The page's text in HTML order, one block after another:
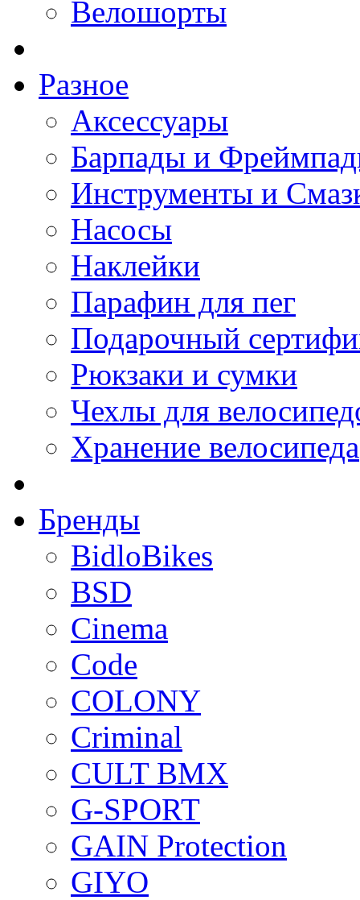
Велошорты
Разное
Аксессуары
Барпады и
Инструменты и
Насосы
Наклейки
Парафин для пег
Подарочный
Рюкзаки и сумки
Чехлы для
Хранение велосипеда
Бренды
BidloBikes
BSD
Cinema
Code
COLONY
Criminal
CULT BMX
G-SPORT
GAIN Protection
GIYO